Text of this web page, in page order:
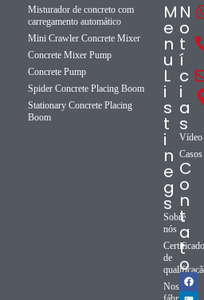
Misturador de concreto com
carregamento automático
Mini Crawler Concrete Mixer
Concrete Mixer Pump
Concrete Pump
Spider Concrete Placing Boom
Stationary Concrete Placing
Boom
M
e
n
u
L
i
s
t
i
n
e
g
s
Sobre
nós
Certificado
de
Nossa
N
o
t
í
c
i
a
s
Vídeo
Casos
C
o
n
t
a
t
o